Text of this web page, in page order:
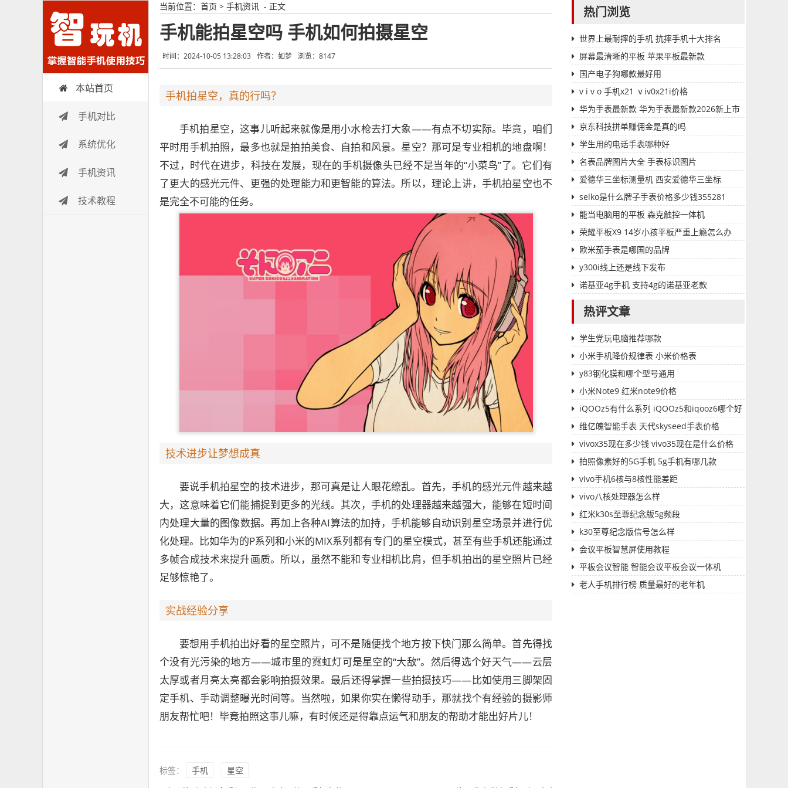
智玩机 本站首页
手机对比
系统优化
手机资讯
技术教程
当前位置： 首页 > 手机资讯 - 正文
手机能拍星空吗 手机如何拍摄星空
时间：2024-10-05 13:28:03 作者：如梦 浏览：8147
手机拍星空，真的行吗？
手机拍星空，这事儿听起来就像是用小水枪去打大象——有点不切实际。毕竟，咱们
平时用手机拍照，最多也就是拍拍美食、自拍和风景。星空？那可是专业相机的地盘啊！
不过，时代在进步，科技在发展，现在的手机摄像头已经不是当年的“小菜鸟”了。它们有
了更大的感光元件、更强的处理能力和更智能的算法。所以，理论上讲，手机拍星空也不
是完全不可能的任务。
技术进步让梦想成真
要说手机拍星空的技术进步，那可真是让人眼花缭乱。首先，手机的感光元件越来越
大，这意味着它们能捕捉到更多的光线。其次，手机的处理器越来越强大，能够在短时间
内处理大量的图像数据。再加上各种AI算法的加持，手机能够自动识别星空场景并进行优
化处理。比如华为的P系列和小米的MIX系列都有专门的星空模式，甚至有些手机还能通过
多帧合成技术来提升画质。所以，虽然不能和专业相机比肩，但手机拍出的星空照片已经
足够惊艳了。
实战经验分享
要想用手机拍出好看的星空照片，可不是随便找个地方按下快门那么简单。首先得找
个没有光污染的地方——城市里的霓虹灯可是星空的“大敌”。然后得选个好天气——云层
太厚或者月亮太亮都会影响拍摄效果。最后还得掌握一些拍摄技巧——比如使用三脚架固
定手机、手动调整曝光时间等。当然啦，如果你实在懒得动手，那就找个有经验的摄影师
朋友帮忙吧！毕竟拍照这事儿嘛，有时候还是得靠点运气和朋友的帮助才能出好片儿！
标签： 手机
星空
热门浏览
世界上最耐摔的手机 抗摔手机十大排名
屏幕最清晰的平板 苹果平板最新款
国产电子狗哪款最好用
v i v o 手机x21 ⅴiv0x21i价格
华为手表最新款 华为手表最新款2026新上市
多少钱一个
京东科技拼单赚佣金是真的吗
学生用的电话手表哪种好
名表品牌图片大全 手表标识图片
爱德华三坐标测量机 西安爱德华三坐标
selko是什么牌子手表价格多少钱355281
能当电脑用的平板 森克触控一体机
荣耀平板X9 14岁小孩平板严重上瘾怎么办
欧米茄手表是哪国的品牌
y300i线上还是线下发布
诺基亚4g手机 支持4g的诺基亚老款
热评文章
学生党玩电脑推荐哪款
小米手机降价规律表 小米价格表
y83钢化膜和哪个型号通用
小米Note9 红米note9价格
iQOOz5有什么系列 iQOOz5和iqooz6哪个好
维亿魄智能手表 天代skyseed手表价格
vivox35现在多少钱 vivo35现在是什么价格
拍照像素好的5G手机 5g手机有哪几款
vivo手机6核与8核性能差距
vivo八核处理器怎么样
红米k30s至尊纪念版5g频段
k30至尊纪念版信号怎么样
会议平板智慧屏使用教程
平板会议智能 智能会议平板会议一体机
老人手机排行榜 质量最好的老年机